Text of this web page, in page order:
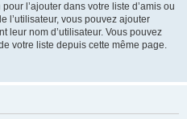
l’ajouter dans votre liste d’amis ou
l’utilisateur, vous pouvez ajouter
leur nom d’utilisateur. Vous pouvez
votre liste depuis cette même page.